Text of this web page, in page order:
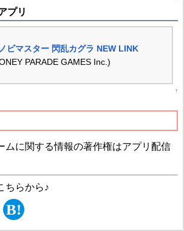
プリ
ビマスター 閃乱カグラ NEW LINK
PARADE GAMES Inc.)
↑
ムに関する情報の著作権はアプリ配信
ちらから♪